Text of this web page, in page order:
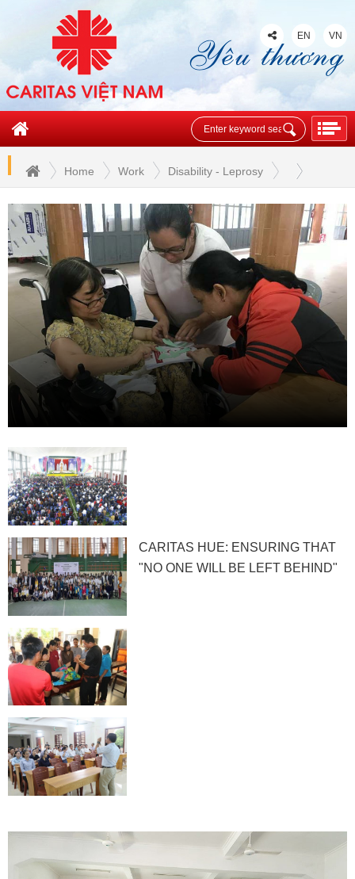
EN VN
Home Work Disability - Leprosy
CARITAS HUE: ENSURING THAT
"NO ONE WILL BE LEFT BEHIND"